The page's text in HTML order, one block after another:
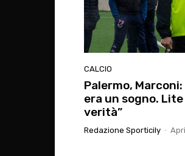
CALCIO
Palermo,
era un sogno. Lite
verità”
Redazione Sporticily -